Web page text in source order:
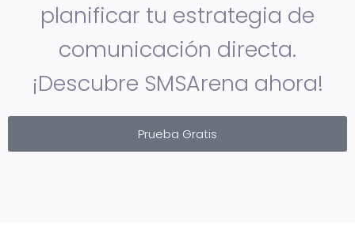
planificar tu estrategia de
comunicación directa.
¡Descubre SMSArena ahora!
Prueba Gratis